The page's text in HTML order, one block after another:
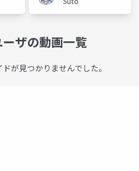
ーザの動画一覧
が見つかりませんでした。